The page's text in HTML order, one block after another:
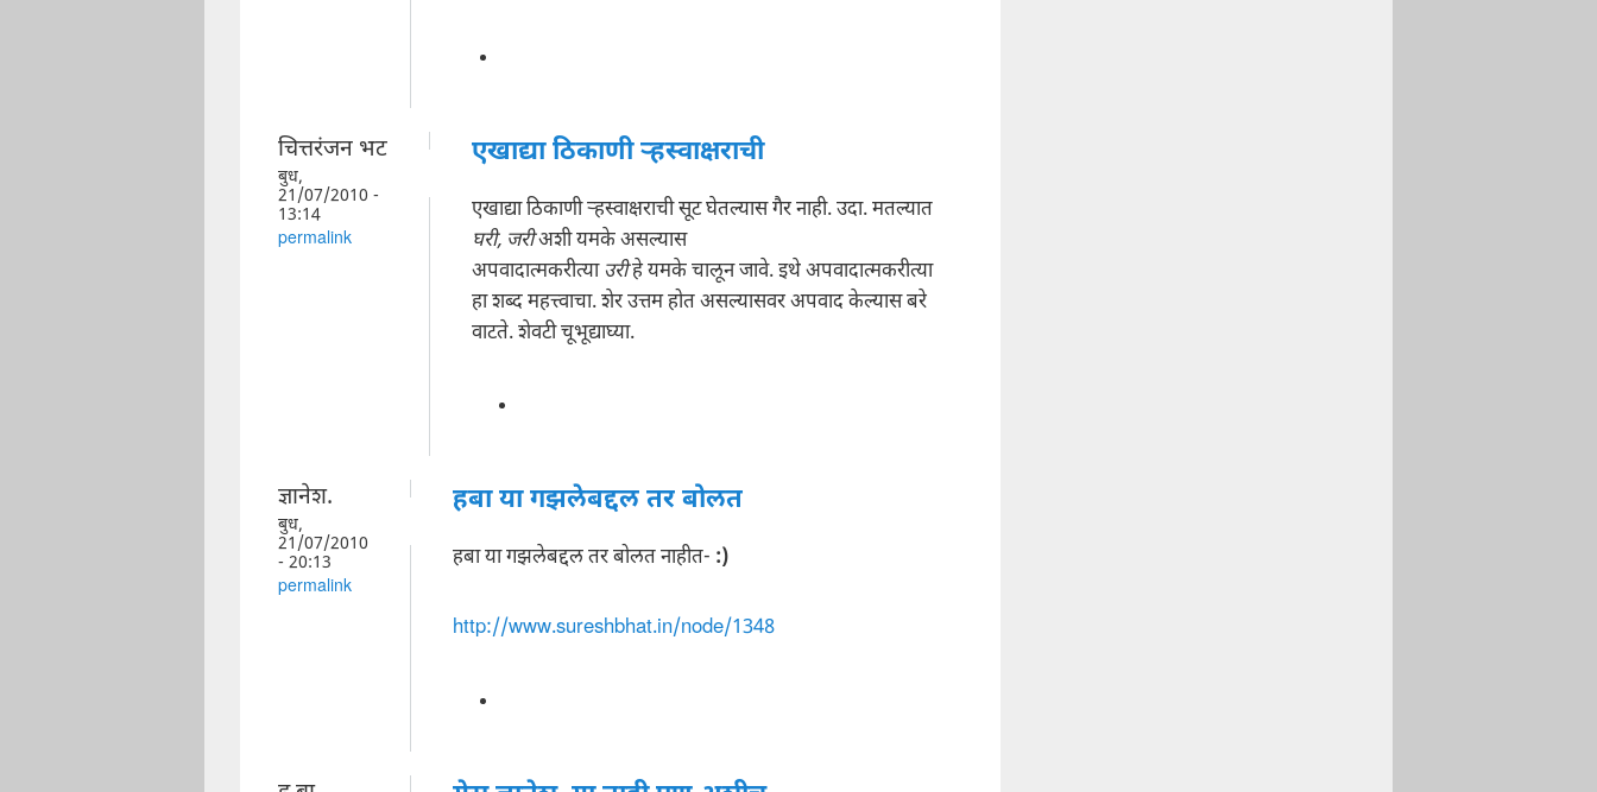
चित्तरंजन भट
बुध,
21/07/2010 -
13:14
permalink
एखाद्या ठिकाणी ऱ्हस्वाक्षराची
एखाद्या ठिकाणी ऱ्हस्वाक्षराची सूट घेतल्यास गैर नाही. उदा. मतल्यात
घरी, जरीअशी यमके असल्यास
अपवादात्मकरीत्या उरीहे यमके चालून जावे. इथे अपवादात्मकरीत्या
हा शब्द महत्त्वाचा. शेर उत्तम होत असल्यासवर अपवाद केल्यास बरे
वाटते. शेवटी चूभूद्याघ्या.
ज्ञानेश.
बुध,
21/07/2010
- 20:13
permalink
हबा या गझलेबद्दल तर बोलत
हबा या गझलेबद्दल तर बोलत नाहीत- :)
http://www.sureshbhat.in/node/1348